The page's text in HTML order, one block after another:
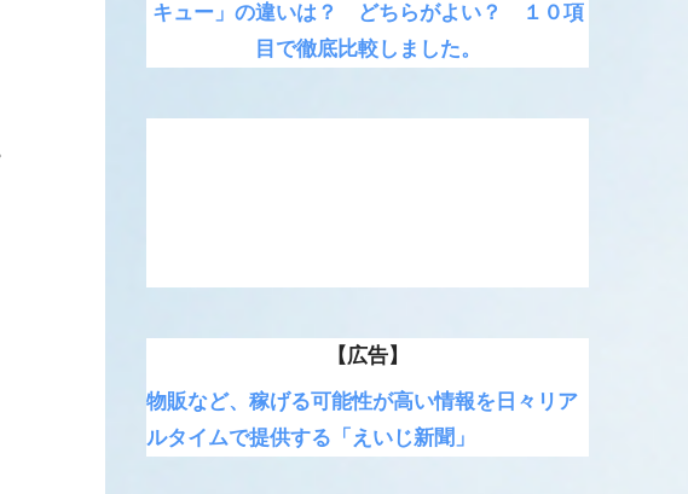
キュー」の違いは？ どちらがよい？ １０項
目で徹底比較しました。
【広告】
物販など、稼げる可能性が高い情報を日々リア
ルタイムで提供する「えいじ新聞」